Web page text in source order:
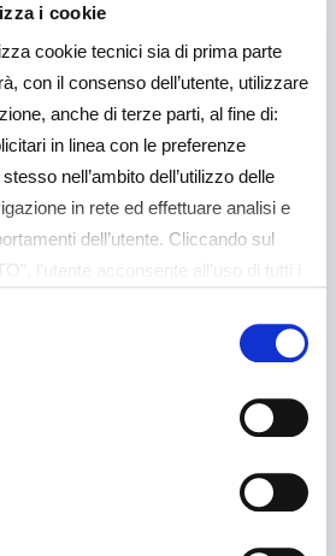
i cookie
cookie tecnici sia di prima parte
con il consenso dell’utente, utilizzare
anche di terze parti, al fine di:
in linea con le preferenze
nell’ambito dell’utilizzo delle
in rete ed effettuare analisi e
dell’utente. Cliccando sul
l’utente acconsente all’uso di tutti i
e può essere revocato in
l’utente desidera gestire le proprie
sul tasto “Dettagli” (accessibile in
l’icona del lucchetto disponibile in
policy/
. Per sapere di più sui
interessarti
Comunicati Stampa
la
2026